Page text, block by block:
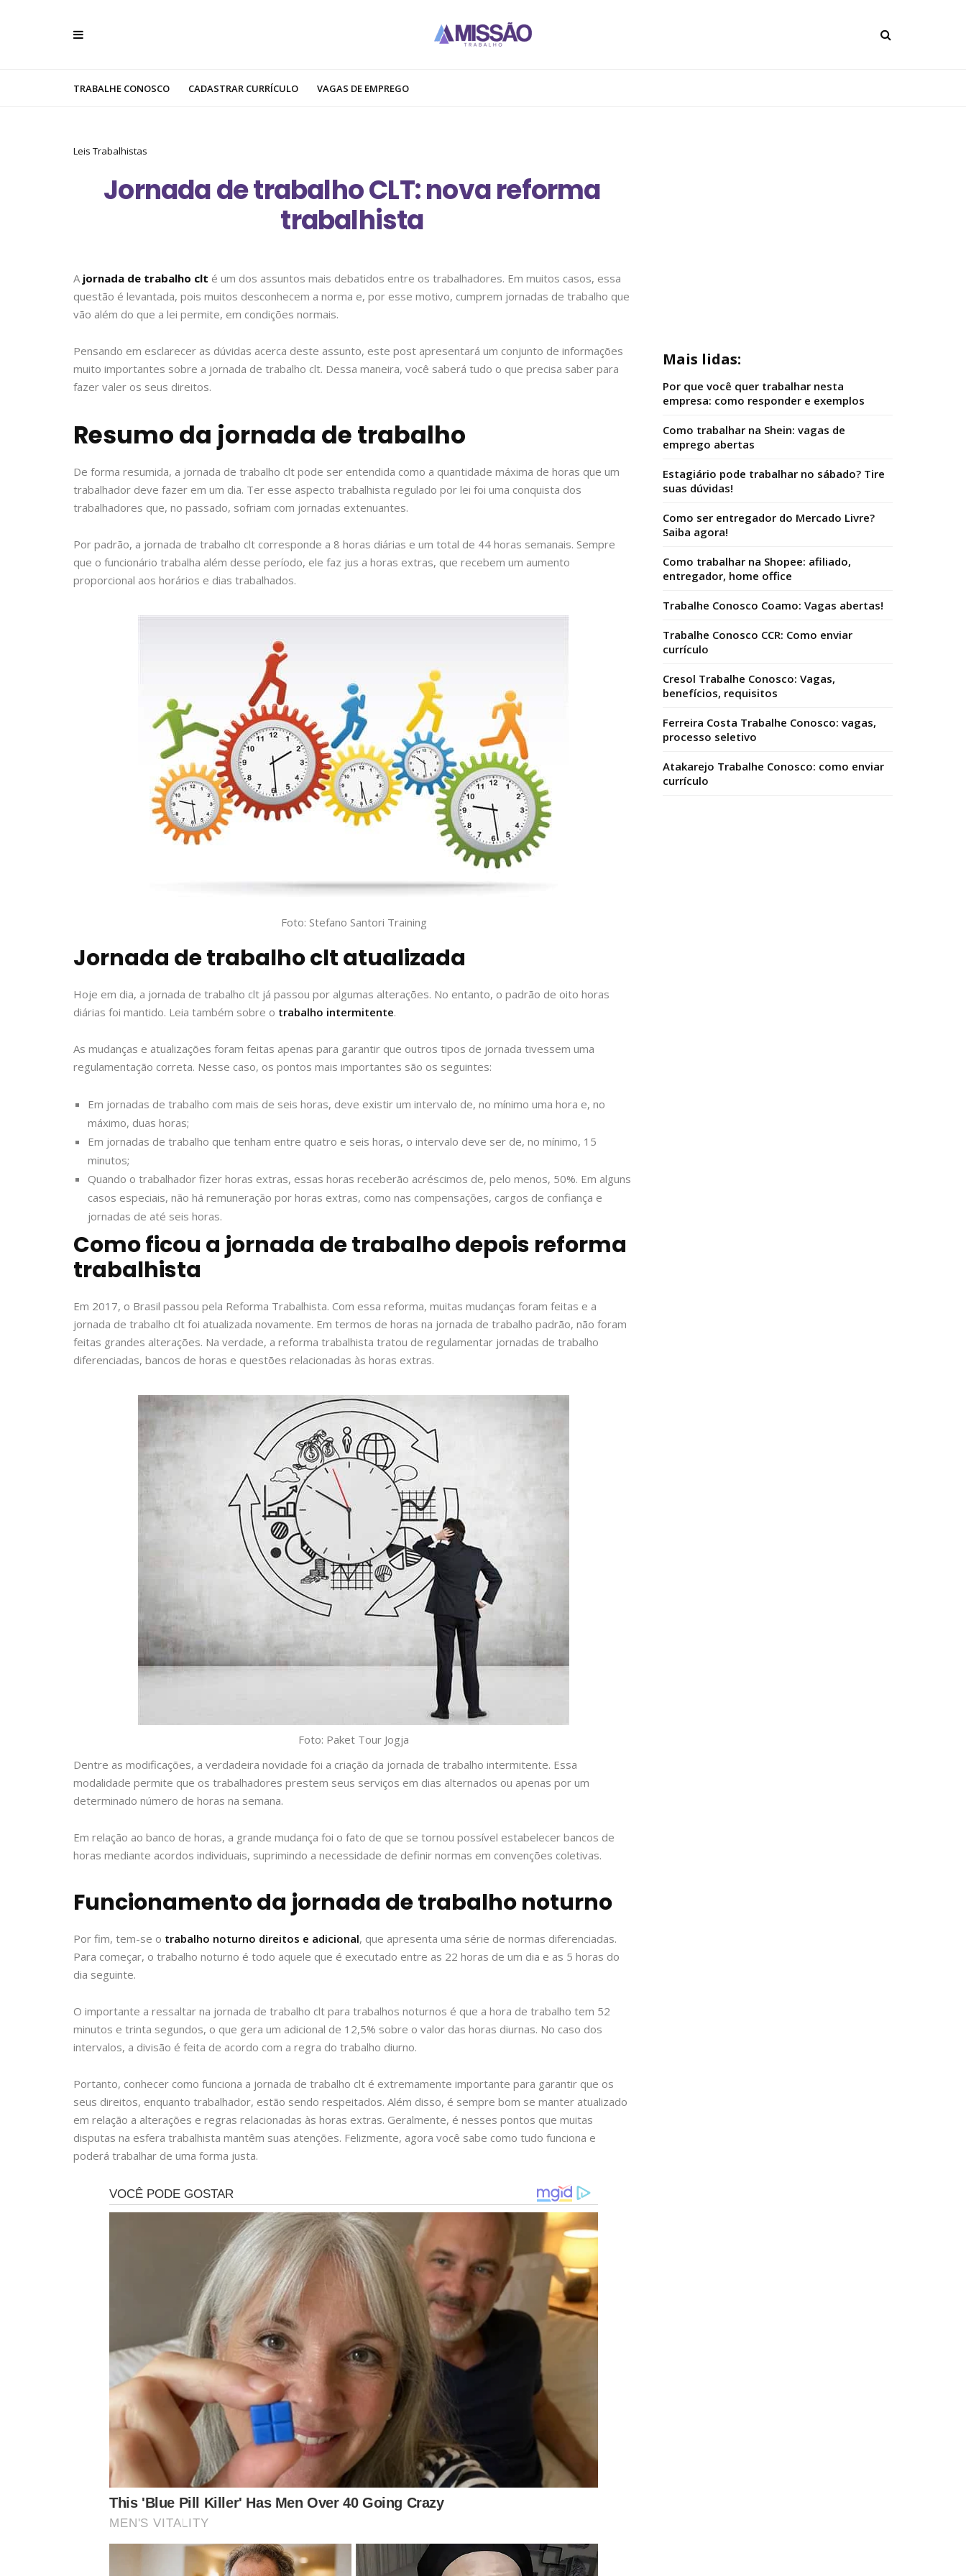
TRABALHE CONOSCO CADASTRAR CURRÍCULO VAGAS DE EMPREGO
Leis Trabalhistas
Jornada de trabalho CLT: nova reforma
trabalhista
Ajornada de trabalho clt é um dos assuntos mais debatidos entre os trabalhadores. Em muitos casos, essa
questão é levantada, pois muitos desconhecem a norma e, por esse motivo, cumprem jornadas de trabalho que
vão além do que a lei permite, em condições normais.
Pensando em esclarecer as dúvidas acerca deste assunto, este post apresentará um conjunto de informações
muito importantes sobre a jornada de trabalho clt. Dessa maneira, você saberá tudo o que precisa saber para
fazer valer os seus direitos.
Resumo da jornada de trabalho
De forma resumida, a jornada de trabalho clt pode ser entendida como a quantidade máxima de horas que um
trabalhador deve fazer em um dia. Ter esse aspecto trabalhista regulado por lei foi uma conquista dos
trabalhadores que, no passado, sofriam com jornadas extenuantes.
Por padrão, a jornada de trabalho clt corresponde a 8 horas diárias e um total de 44 horas semanais. Sempre
que o funcionário trabalha além desse período, ele faz jus a horas extras, que recebem um aumento
proporcional aos horários e dias trabalhados.
Foto: Stefano Santori Training
Jornada de trabalho clt atualizada
Hoje em dia, a jornada de trabalho clt já passou por algumas alterações. No entanto, o padrão de oito horas
diárias foi mantido. Leia também sobre o trabalho intermitente.
As mudanças e atualizações foram feitas apenas para garantir que outros tipos de jornada tivessem uma
regulamentação correta. Nesse caso, os pontos mais importantes são os seguintes:
Em jornadas de trabalho com mais de seis horas, deve existir um intervalo de, no mínimo uma hora e, no
máximo, duas horas;
Em jornadas de trabalho que tenham entre quatro e seis horas, o intervalo deve ser de, no mínimo, 15
minutos;
Quando o trabalhador fizer horas extras, essas horas receberão acréscimos de, pelo menos, 50%. Em alguns
casos especiais, não há remuneração por horas extras, como nas compensações, cargos de confiança e
jornadas de até seis horas.
Como ficou a jornada de trabalho depois reforma
trabalhista
Em 2017, o Brasil passou pela Reforma Trabalhista. Com essa reforma, muitas mudanças foram feitas e a
jornada de trabalho clt foi atualizada novamente. Em termos de horas na jornada de trabalho padrão, não foram
feitas grandes alterações. Na verdade, a reforma trabalhista tratou de regulamentar jornadas de trabalho
diferenciadas, bancos de horas e questões relacionadas às horas extras.
Foto: Paket Tour Jogja
Dentre as modificações, a verdadeira novidade foi a criação da jornada de trabalho intermitente. Essa
modalidade permite que os trabalhadores prestem seus serviços em dias alternados ou apenas por um
determinado número de horas na semana.
Em relação ao banco de horas, a grande mudança foi o fato de que se tornou possível estabelecer bancos de
horas mediante acordos individuais, suprimindo a necessidade de definir normas em convenções coletivas.
Funcionamento da jornada de trabalho noturno
Por fim, tem-se o trabalho noturno direitos e adicional, que apresenta uma série de normas diferenciadas.
Para começar, o trabalho noturno é todo aquele que é executado entre as 22 horas de um dia e as 5 horas do
dia seguinte.
O importante a ressaltar na jornada de trabalho clt para trabalhos noturnos é que a hora de trabalho tem 52
minutos e trinta segundos, o que gera um adicional de 12,5% sobre o valor das horas diurnas. No caso dos
intervalos, a divisão é feita de acordo com a regra do trabalho diurno.
Portanto, conhecer como funciona a jornada de trabalho clt é extremamente importante para garantir que os
seus direitos, enquanto trabalhador, estão sendo respeitados. Além disso, é sempre bom se manter atualizado
em relação a alterações e regras relacionadas às horas extras. Geralmente, é nesses pontos que muitas
disputas na esfera trabalhista mantêm suas atenções. Felizmente, agora você sabe como tudo funciona e
poderá trabalhar de uma forma justa.
Mais lidas:
Por que você quer trabalhar nesta
empresa: como responder e exemplos
Como trabalhar na Shein: vagas de
emprego abertas
Estagiário pode trabalhar no sábado? Tire
suas dúvidas!
Como ser entregador do Mercado Livre?
Saiba agora!
Como trabalhar na Shopee: afiliado,
entregador, home office
Trabalhe Conosco Coamo: Vagas abertas!
Trabalhe Conosco CCR: Como enviar
currículo
Cresol Trabalhe Conosco: Vagas,
benefícios, requisitos
Ferreira Costa Trabalhe Conosco: vagas,
processo seletivo
Atakarejo Trabalhe Conosco: como enviar
currículo